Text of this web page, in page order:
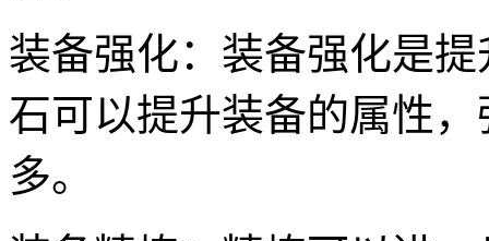
装备强化：装备强化是
石可以提升装备的属性
多。